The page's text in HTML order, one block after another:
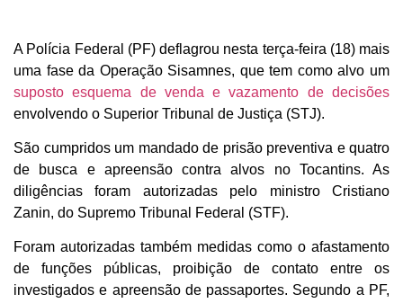
A Polícia Federal (PF) deflagrou nesta terça-feira (18) mais
uma fase da Operação Sisamnes, que tem como alvo um
suposto esquema de venda e vazamento de decisões
envolvendo o Superior Tribunal de Justiça (STJ).
São cumpridos um mandado de prisão preventiva e quatro
de busca e apreensão contra alvos no Tocantins. As
diligências foram autorizadas pelo ministro Cristiano
Zanin, do Supremo Tribunal Federal (STF).
Foram autorizadas também medidas como o afastamento
de funções públicas, proibição de contato entre os
investigados e apreensão de passaportes. Segundo a PF,